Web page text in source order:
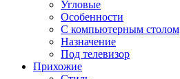
Угловые
Особенности
С компьютерным столом
Назначение
Под телевизор
Прихожие